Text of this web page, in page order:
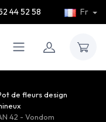
44 52 58 Fr
de fleurs design
42 - Vondom